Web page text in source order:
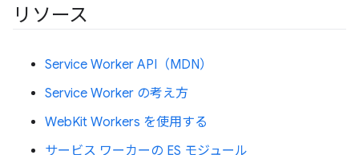
リソース
Service Worker API（MDN）
Service Worker の考え方
WebKit Workers を使用する
サービス ワーカーの ES モジュール